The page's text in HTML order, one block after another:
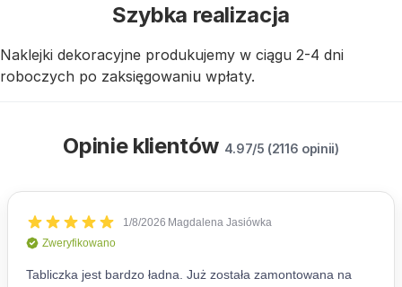
Szybka realizacja
Naklejki dekoracyjne produkujemy w ciągu 2-4 dni
roboczych po zaksięgowaniu wpłaty.
Opinie klientów 4.97/5 (2116 opinii)